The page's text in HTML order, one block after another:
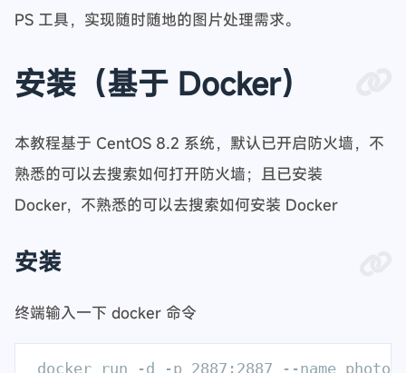
PS 工具，实现随时随地的图片处理需求。
安装（基于 Docker）
本教程基于 CentOS 8.2 系统，默认已开启防火墙，不
熟悉的可以去搜索如何打开防火墙；且已安装
Docker，不熟悉的可以去搜索如何安装 Docker
安装
终端输入一下 docker 命令